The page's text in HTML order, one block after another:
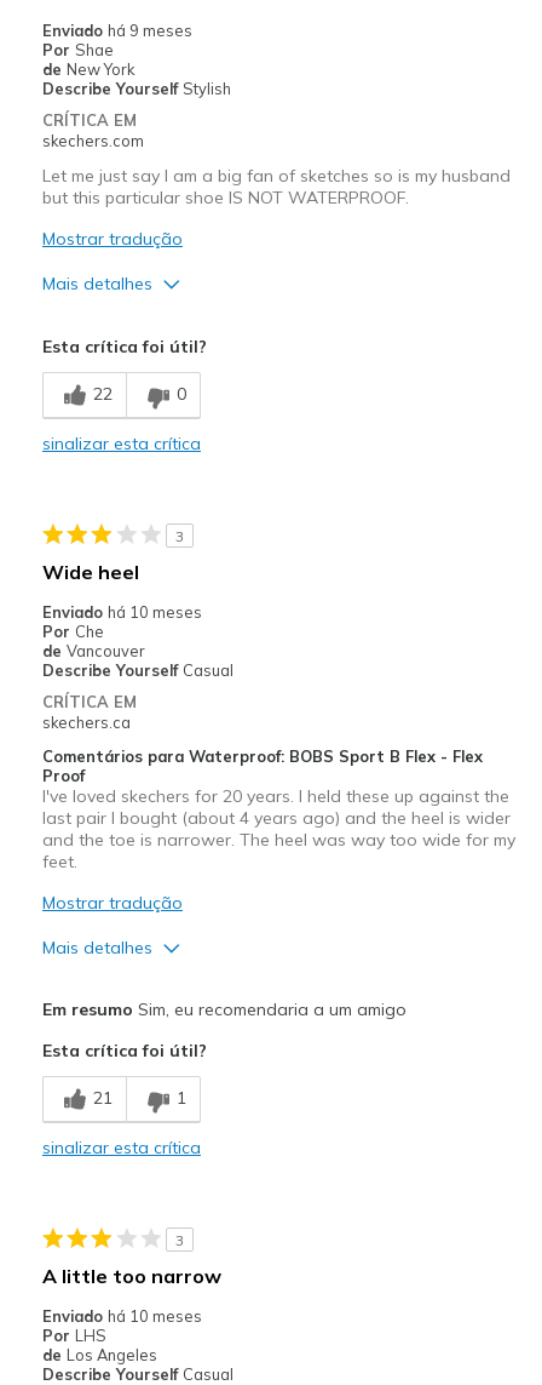
Melhores utilizações
Casual Wear
Travel
Sizing
Feels true to size
Enviado há 9 meses
Por Shae
de New York
Describe Yourself Stylish
CRÍTICA EM
skechers.com
Let me just say I am a big fan of sketches so is my husband
but this particular shoe IS NOT WATERPROOF.
Mostrar tradução
Mais detalhes
Stylish
Esta crítica foi útil?
22 0
sinalizar esta crítica
3
Wide heel
Enviado há 10 meses
Por Che
de Vancouver
Describe Yourself Casual
CRÍTICA EM
skechers.ca
Comentários para Waterproof: BOBS Sport B Flex - Flex
Proof
I've loved skechers for 20 years. I held these up against the
last pair I bought (about 4 years ago) and the heel is wider
and the toe is narrower. The heel was way too wide for my
feet.
Mostrar tradução
Mais detalhes
Melhores utilizações
Casual Wear
View On Shoes
Shoes are for Wearing
Em resumo Sim, eu recomendaria a um amigo
Esta crítica foi útil?
21 1
sinalizar esta crítica
3
A little too narrow
Enviado há 10 meses
Por LHS
de Los Angeles
Describe Yourself Casual